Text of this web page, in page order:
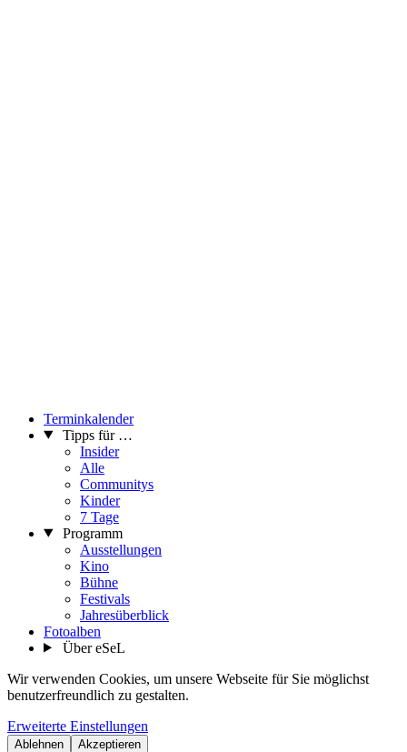
Terminkalender
Tipps für …
Insider
Alle
Communitys
Kinder
7 Tage
Programm
Ausstellungen
Kino
Bühne
Festivals
Jahresüberblick
Fotoalben
Über eSeL
Wir verwenden Cookies, um unsere Webseite für Sie möglichst
benutzerfreundlich zu gestalten.
Erweiterte Einstellungen
Ablehnen Akzeptieren